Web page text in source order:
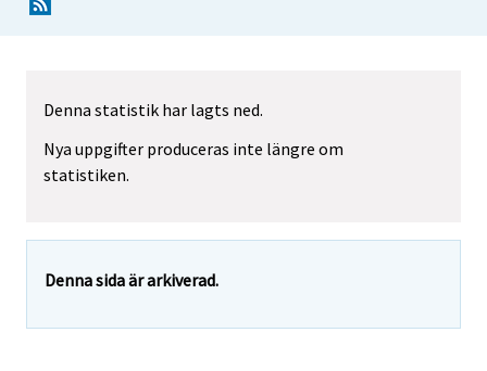
Denna statistik har lagts ned.
Nya uppgifter produceras inte längre om
statistiken.
Denna sida är arkiverad.